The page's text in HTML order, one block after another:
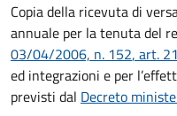
Copia della ricevuta di
annuale per la tenuta del
03/04/2006, n. 152, art.
ed integrazioni e per
previsti dal Decreto